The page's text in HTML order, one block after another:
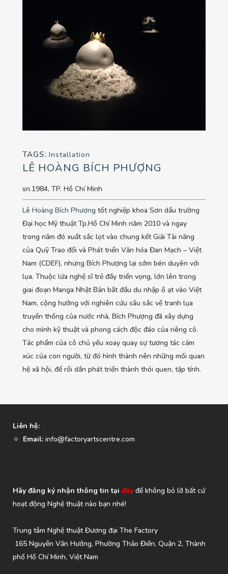
TAGS: Installation
LÊ HOÀNG BÍCH PHƯỢNG
sn.1984, TP. Hồ Chí Minh
Lê Hoàng Bích Phượng tốt nghiệp khoa Sơn dầu trường
Đại học Mỹ thuật Tp.Hồ Chí Minh năm 2010 và ngay
trong năm đó xuất sắc lọt vào chung kết Giải Tài năng
của Quỹ Trao đổi và Phát triển Văn hóa Đan Mạch – Việt
Nam (CDEF), nhưng Bích Phượng lại sớm bén duyên với
lụa. Thuộc lứa nghệ sĩ trẻ đầy triển vọng, lớn lên trong
giai đoạn Manga Nhật Bản bắt đầu du nhập ồ ạt vào Việt
Nam, cộng hưởng với nghiên cứu sâu sắc về tranh lụa
truyền thống của nước nhà, Bích Phượng đã xây dựng
cho mình kỹ thuật và phong cách độc đáo của riêng cô.
Tác phẩm của cô chủ yếu xoay quay sự tương tác cảm
xúc của con người, từ đó hình thành nên những mối quan
hệ xã hội, để rồi dần phát triển thành thói quen, tập tính.
Liên hệ:
Email: info@factoryartscentre.com
Hãy đăng ký nhận thông tin tại đây để không bỏ lỡ bất cứ
hoạt động Nghệ thuật nào bạn nhé!
Trung tâm Nghệ thuật Đương đại The Factory
165 Nguyễn Văn Hưởng, Phường Thảo Điền, Quận 2, Thành
phố Hồ Chí Minh, Việt Nam